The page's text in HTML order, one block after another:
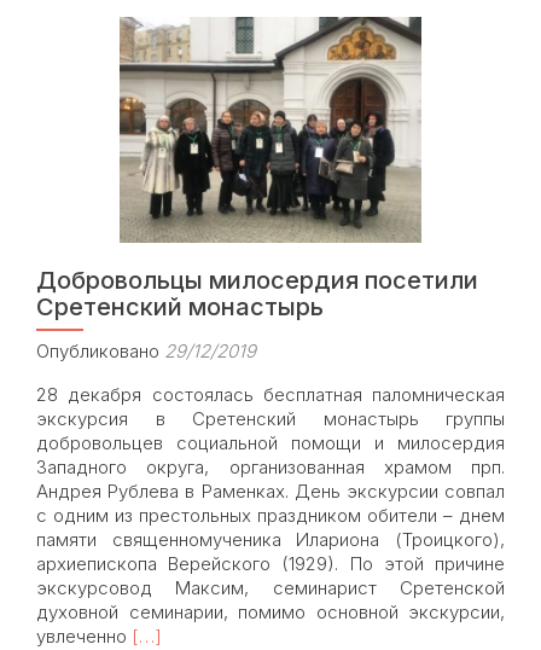
Знамения
подготовила
рождественские
подарки
для
пациентов
и
персонала
больницы
№
Добровольцы милосердия посетили
Сретенский монастырь
Опубликовано 29/12/2019
28 декабря состоялась бесплатная паломническая
экскурсия в Сретенский монастырь группы
добровольцев социальной помощи и милосердия
Западного округа, организованная храмом прп.
Андрея Рублева в Раменках. День экскурсии совпал
с одним из престольных праздником обители – днем
памяти священномученика Илариона (Троицкого),
архиепископа Верейского (1929). По этой причине
экскурсовод Максим, семинарист Сретенской
духовной семинарии, помимо основной экскурсии,
увлеченно Read
[…]